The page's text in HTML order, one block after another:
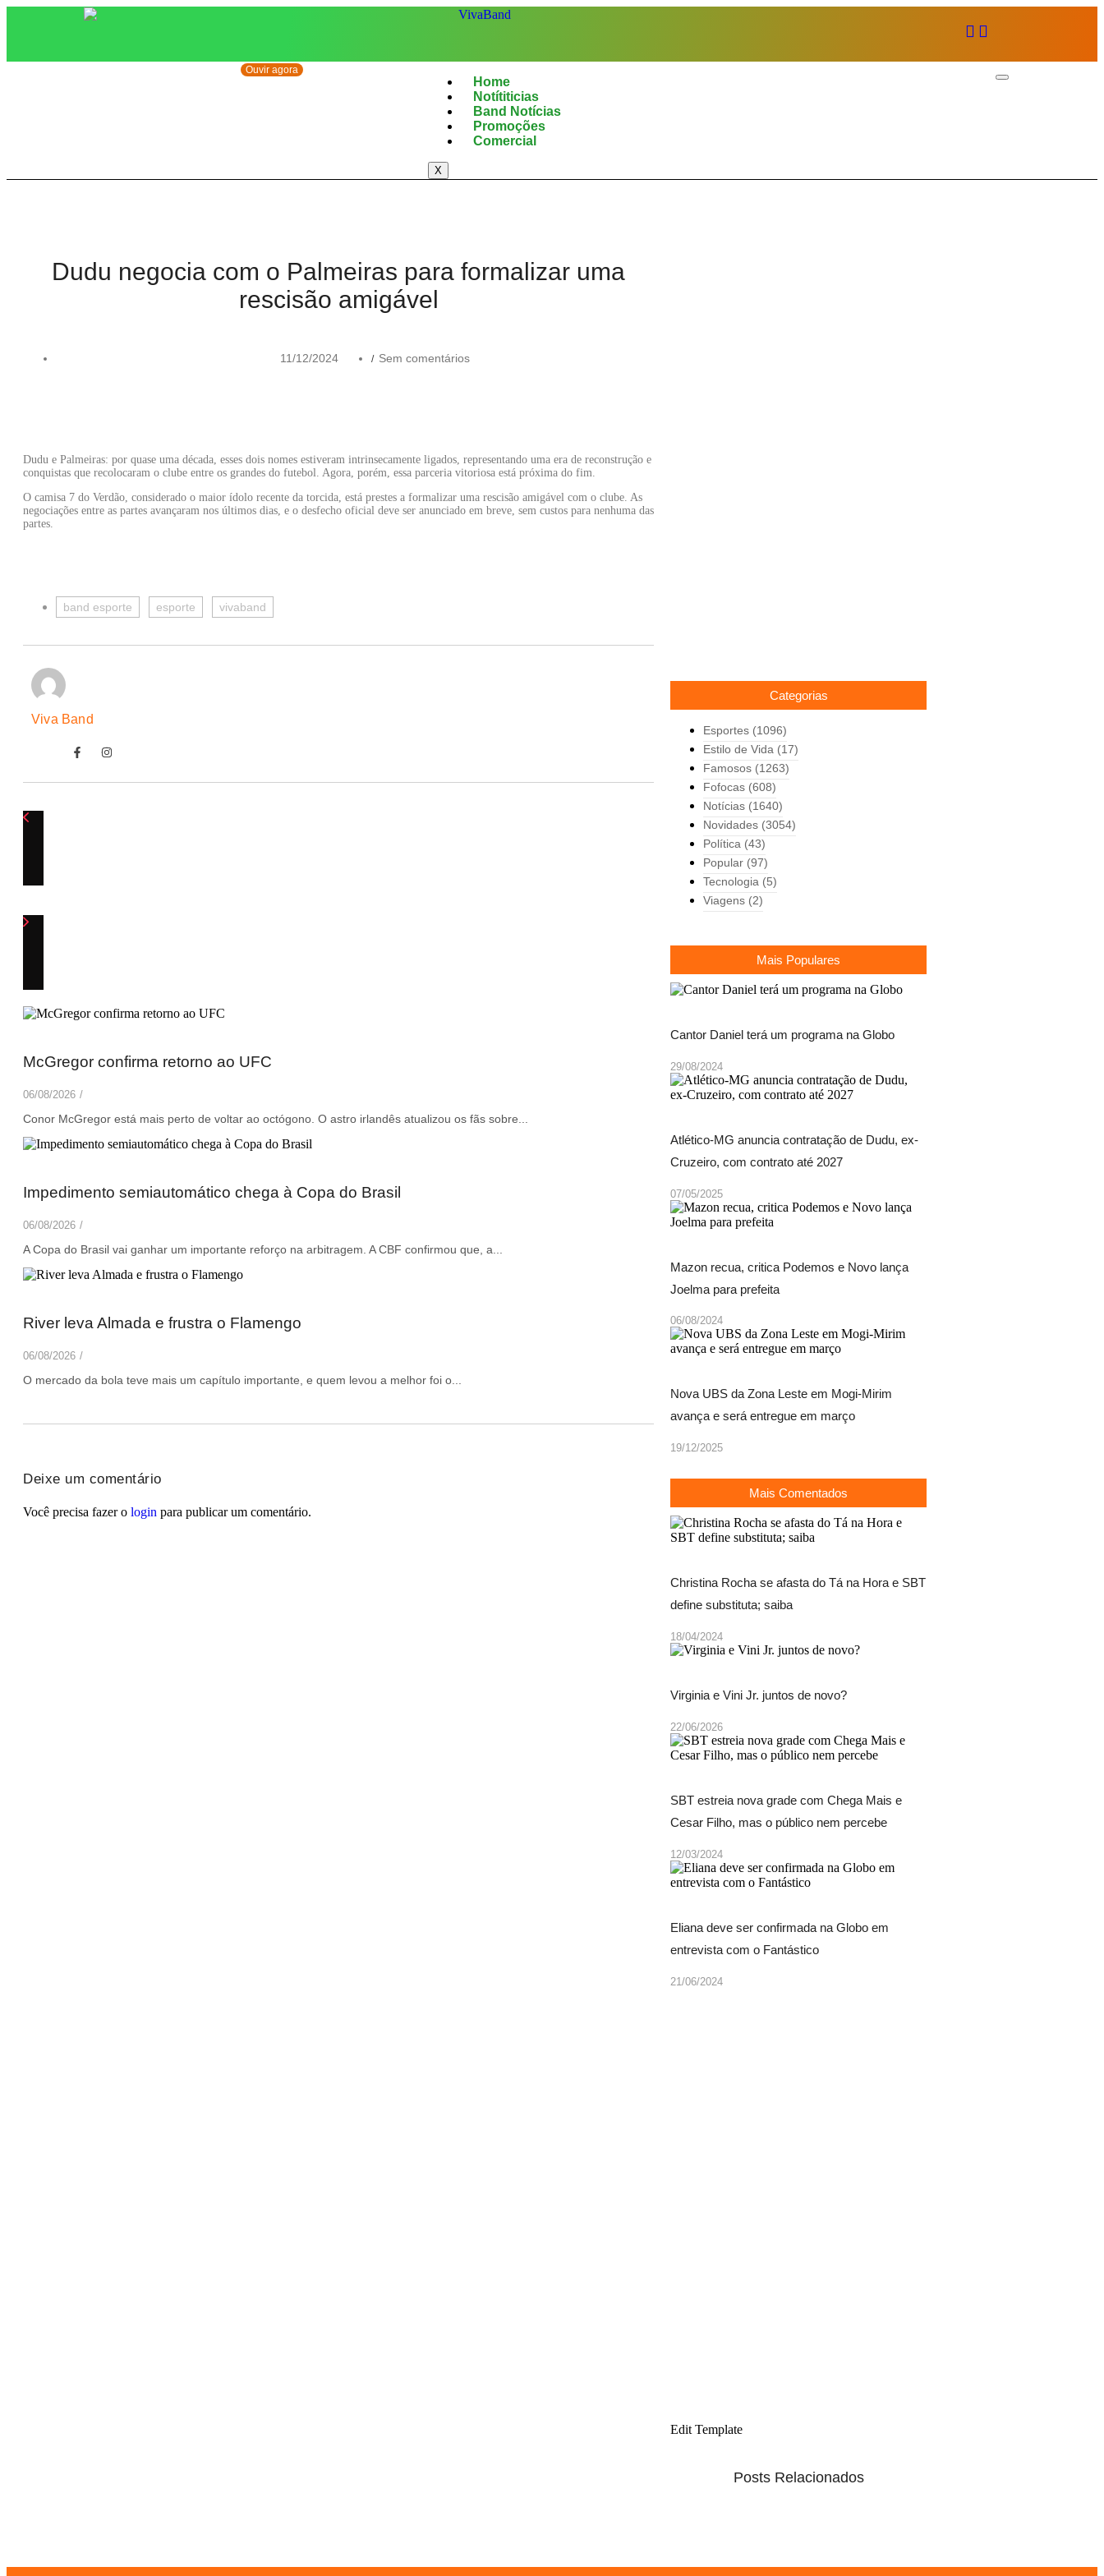
Home
Notítiticias
Band Notícias
Promoções
Comercial
X
Ouvir agora
Dudu negocia com o Palmeiras para formalizar uma
rescisão amigável
11/12/2024 / Sem comentários
Dudu e Palmeiras: por quase uma década, esses dois nomes estiveram intrinsecamente ligados, representando uma era de reconstrução e
conquistas que recolocaram o clube entre os grandes do futebol. Agora, porém, essa parceria vitoriosa está próxima do fim.
O camisa 7 do Verdão, considerado o maior ídolo recente da torcida, está prestes a formalizar uma rescisão amigável com o clube. As
negociações entre as partes avançaram nos últimos dias, e o desfecho oficial deve ser anunciado em breve, sem custos para nenhuma das
partes.
band esporte esporte vivaband
Viva Band
McGregor confirma retorno ao UFC
06/08/2026 /
Conor McGregor está mais perto de voltar ao octógono. O astro irlandês atualizou os fãs sobre...
Impedimento semiautomático chega à Copa do Brasil
06/08/2026 /
A Copa do Brasil vai ganhar um importante reforço na arbitragem. A CBF confirmou que, a...
River leva Almada e frustra o Flamengo
06/08/2026 /
O mercado da bola teve mais um capítulo importante, e quem levou a melhor foi o...
Deixe um comentário
Você precisa fazer o login para publicar um comentário.
Mais Populares
Cantor Daniel terá um programa na Globo
29/08/2024
Atlético-MG anuncia contratação de Dudu, ex-
Cruzeiro, com contrato até 2027
07/05/2025
Mazon recua, critica Podemos e Novo lança
Joelma para prefeita
06/08/2024
Nova UBS da Zona Leste em Mogi-Mirim
avança e será entregue em março
19/12/2025
Mais Comentados
Christina Rocha se afasta do Tá na Hora e SBT
define substituta; saiba
18/04/2024
Virginia e Vini Jr. juntos de novo?
22/06/2026
SBT estreia nova grade com Chega Mais e
Cesar Filho, mas o público nem percebe
12/03/2024
Eliana deve ser confirmada na Globo em
entrevista com o Fantástico
21/06/2024
Categorias
Esportes (1096)
Estilo de Vida (17)
Famosos (1263)
Fofocas (608)
Notícias (1640)
Novidades (3054)
Política (43)
Popular (97)
Tecnologia (5)
Viagens (2)
Edit Template
Posts Relacionados